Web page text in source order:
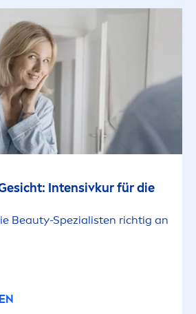
Intensivkur für die
Beauty-Spezialisten richtig an